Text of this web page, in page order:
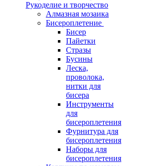
Рукоделие и творчество
Алмазная мозаика
Бисероплетение
Бисер
Пайетки
Стразы
Бусины
Леска,
проволока,
нитки для
бисера
Инструменты
для
бисероплетения
Фурнитура для
бисероплетения
Наборы для
бисероплетения